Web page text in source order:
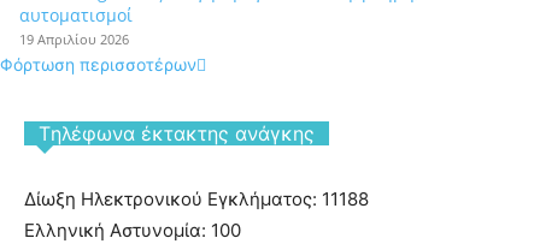
αυτοματισμοί
19 Απριλίου 2026
Φόρτωση περισσοτέρων
Tηλέφωνα έκτακτης ανάγκης
Δίωξη Ηλεκτρονικού Εγκλήματος: 11188
Ελληνική Αστυνομία: 100